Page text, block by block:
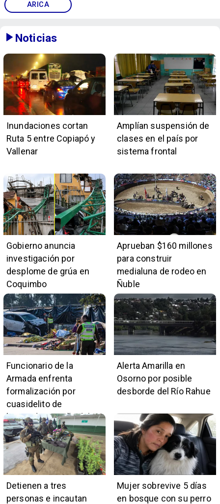
ARICA
Noticias
Inundaciones cortan
Ruta 5 entre Copiapó y
Vallenar
Amplían suspensión de
clases en el país por
sistema frontal
Gobierno anuncia
investigación por
desplome de grúa en
Coquimbo
Aprueban $160 millones
para construir
medialuna de rodeo en
Ñuble
Funcionario de la
Armada enfrenta
formalización por
cuasidelito de
homicidio en Viña del
Mar
Alerta Amarilla en
Osorno por posible
desborde del Río Rahue
Detienen a tres
personas e incautan
Mujer sobrevive 5 días
en bosque con su perro